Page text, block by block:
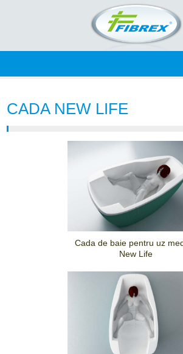
CADA NEW LIFE
Cada de baie pentru uz
New Life